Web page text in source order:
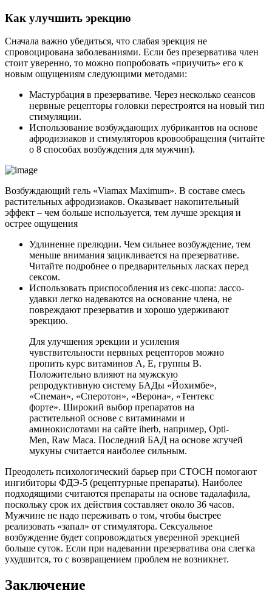
Как улучшить эрекцию
Сначала важно убедиться, что слабая эрекция не
спровоцирована заболеваниями. Если без презерватива член
стоит уверенно, то можно попробовать «приучить» его к
новым ощущениям следующими методами:
Мастурбация в презервативе. Через несколько сеансов
нервные рецепторы головки перестроятся на новый тип
стимуляции.
Использование возбуждающих лубрикантов на основе
афродизиаков и стимуляторов кровообращения (читайте
о 8 способах возбуждения для мужчин).
Возбуждающий гель «Viamax Maximum». В составе смесь
растительных афродизиаков. Оказывает накопительный
эффект – чем больше используется, тем лучше эрекция и
острее ощущения
Удлинение прелюдии. Чем сильнее возбуждение, тем
меньше внимания зацикливается на презервативе.
Читайте подробнее о предварительных ласках перед
сексом.
Использовать приспособления из секс-шопа: лассо-
удавки легко надеваются на основание члена, не
повреждают презерватив и хорошо удерживают
эрекцию.
Для улучшения эрекции и усиления
чувствительности нервных рецепторов можно
пропить курс витаминов А, Е, группы В.
Положительно влияют на мужскую
репродуктивную систему БАДы «Йохимбе»,
«Спеман», «Сперотон», «Верона», «Тентекс
форте». Широкий выбор препаратов на
растительной основе с витаминами и
аминокислотами на сайте iherb, например, Opti-
Men, Raw Maca. Последний БАД на основе жгучей
мукуны считается наиболее сильным.
Преодолеть психологический барьер при СТОСН помогают
ингибиторы ФДЭ-5 (рецептурные препараты). Наиболее
подходящими считаются препараты на основе тадалафила,
поскольку срок их действия составляет около 36 часов.
Мужчине не надо переживать о том, чтобы быстрее
реализовать «запал» от стимулятора. Сексуальное
возбуждение будет сопровождаться уверенной эрекцией
больше суток. Если при надевании презерватива она слегка
ухудшится, то с возвращением проблем не возникнет.
Заключение